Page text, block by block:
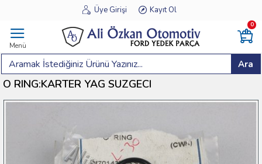
Üye Girişi Kayıt Ol
Menü
0
Ara
O RING:KARTER YAG SUZGECI